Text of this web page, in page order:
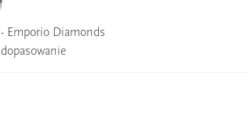
Emporio Diamonds